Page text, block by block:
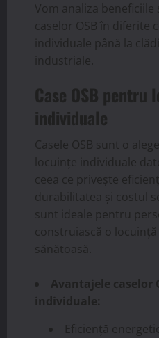
Vom analiza beneficiile
caselor OSB în diferite
individuale până la
industriale.
Case OSB pentru
individuale
Casele OSB sunt o
locuințe individuale
ceea ce privește
durabilitatea și costul
sunt ideale pentru
construiască o locuință
sănătoasă.
Avantajele caselor
individuale:
Eficiență